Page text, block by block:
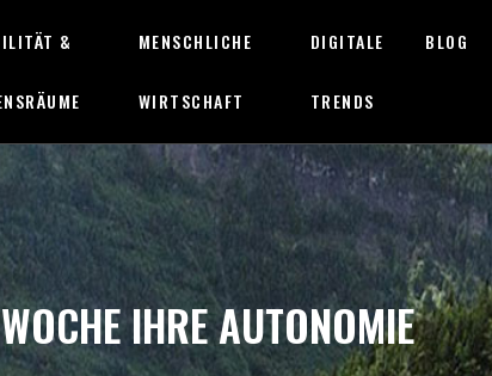
& MENSCHLICHE
WIRTSCHAFT
DIGITALE
TRENDS
BLOG
IHRE AUTONOMIE